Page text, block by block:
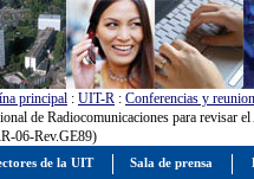
principal : UIT-R : Conferencias y
de Radiocomunicaciones para revisar
06-Rev.GE89)
de la UIT Sala de prensa